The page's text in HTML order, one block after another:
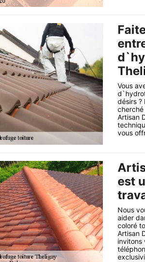
Vous
désirs ?
cherché
Artisan
vous
est
Nous
aider
coloré
Artisan
invitons